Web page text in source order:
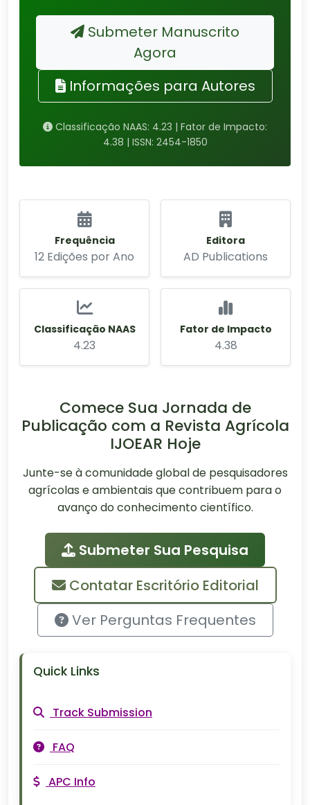
Submeter Manuscrito
Agora
Informações para Autores
Classificação NAAS: 4.23 | Fator de Impacto:
4.38 | ISSN: 2454-1850
Frequência
12 Edições por Ano
Editora
AD Publications
Classificação NAAS
4.23
Fator de Impacto
4.38
Comece Sua Jornada de
Publicação com a Revista Agrícola
IJOEAR Hoje
Junte-se à comunidade global de pesquisadores
agrícolas e ambientais que contribuem para o
avanço do conhecimento científico.
Submeter Sua Pesquisa
Contatar Escritório Editorial
Ver Perguntas Frequentes
Quick Links
Track Submission
FAQ
APC Info